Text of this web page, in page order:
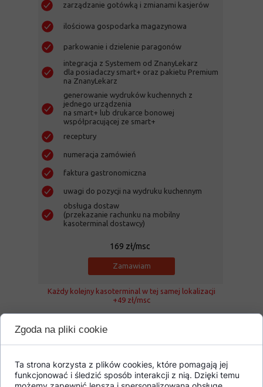
To małe urządzenie skrywa w sobie ogromne
możliwości - zarejestruje sprzedaż,
przyjmie gotówkowe i bezgotówkowe formy
Wszystko, czego potrzebujesz do
prowadzenia sprzedaży
parkowanie i dzielenie paragonów
integracja z Systemem od ZnanyLekarz
dla posiadaczy smart+ oraz pakietu Premium
na ZnanyLekarz
generowanie wydruków kuchennych z
jednego urządzenia
na smart+ lub drukarce bonowej
współpracującej ze smart+
zarządzanie gotówką i zmianami kasjerów
obsługa dostaw
(przekazanie rachunku na mobilny
kasoterminal dostawcy)
uwagi do pozycji na wydruku kuchennym
faktura gastronomiczna
numeracja zamówień
169 zł/msc
Zamawiam
receptury
ilościowa gospodarka magazynowa
Każdy kolejny kasoterminal w tej samej lokalizacji
+49 zł/msc
Zgoda na pliki cookie
Ta strona korzysta z plików cookies, które pomagają jej
funkcjonować i śledzić sposób interakcji z nią. Dzięki temu